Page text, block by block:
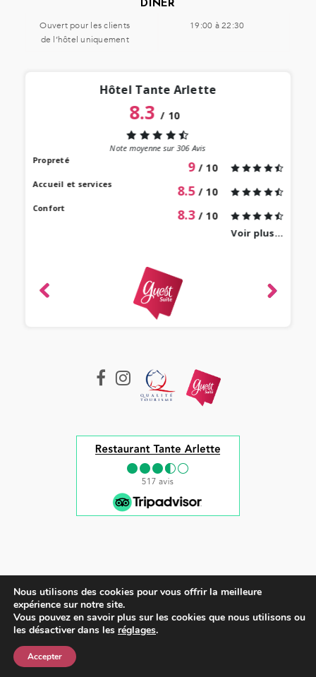
DÎNER
Ouvert pour les clients
de l’hôtel uniquement
19:00 à 22:30
Hôtel Tante Arlette
8.3/ 10
Note moyenne sur306Avis
Propreté
9 / 10
Accueil et services 8.5 / 10
Confort 8.3 / 10
Voir plus...
Tous droits réservés © 2022 |Mentions légales et CGV
Nous utilisons des cookies pour vous offrir la meilleure
expérience sur notre site.
Vous pouvez en savoir plus sur les cookies que nous utilisons ou
les désactiver dans les réglages.
Accepter
English(Anglais)